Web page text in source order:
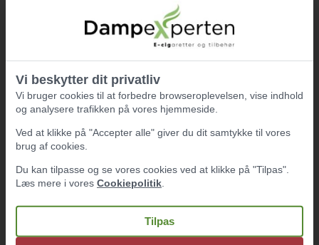
LEKI PRO - USB TIL LIGHTNING KABEL (3.MTR)
SKU: 3930
89,00 DKK
Læg i kurv
LEKI PRO - USB TIL MICRO USB KABEL (1.MTR)
89,00 DKK
Vi beskytter dit privatliv
Vi bruger cookies til at forbedre browseroplevelsen, vise indhold
og analysere trafikken på vores hjemmeside.
Ved at klikke på "Accepter alle" giver du dit samtykke til vores
brug af cookies.
Du kan tilpasse og se vores cookies ved at klikke på "Tilpas".
Læs mere i vores Cookiepolitik
Tilpas